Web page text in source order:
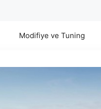
Modifiye ve Tuning